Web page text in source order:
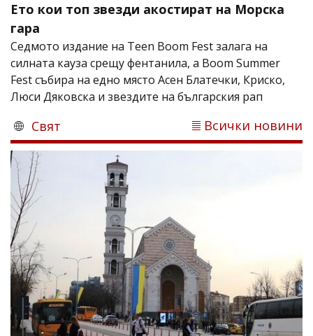
Ето кои топ звезди акостират на Морска
гара
Седмото издание на Teen Boom Fest залага на
силната кауза срещу фентанила, а Boom Summer
Fest събира на едно място Асен Блатечки, Криско,
Люси Дяковска и звездите на българския рап
Свят Всички новини